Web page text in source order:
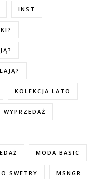
INST
KOLEKCJA LATO
MODA BASIC
SWETRY MSNGR